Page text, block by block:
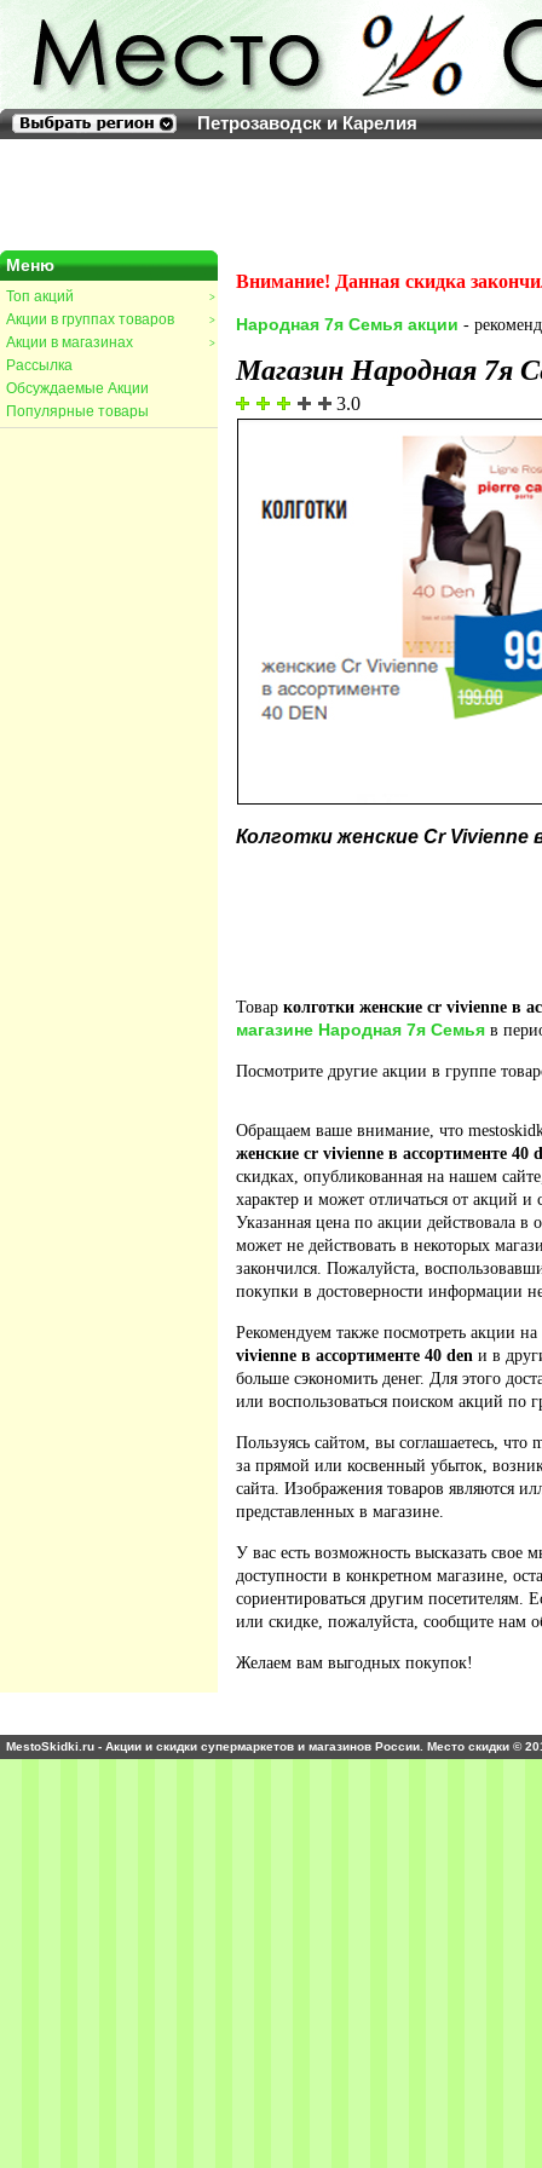
Петрозаводск и Карелия
Меню
>
Топ акций
>
Акции в группах товаров
>
Акции в магазинах
Рассылка
Обсуждаемые Акции
Популярные товары
Внимание! Данная скидка
Народная 7я Семья акции -
Магазин Народная 7я
3.0
Колготки женские Cr Vivienne
Товар колготки женские cr vivienne в
магазине Народная 7я Семья в
Посмотрите другие акции в группе
Обращаем ваше внимание, что
женские cr vivienne в ассортименте 40
скидках, опубликованная на нашем
характер и может отличаться от акций и
Указанная цена по акции действовала в
может не действовать в некоторых
закончился. Пожалуйста,
покупки в достоверности информации
Рекомендуем также посмотреть акции
vivienne в ассортименте 40 den и в
больше сэкономить денег. Для этого
или воспользоваться поиском акций по
Пользуясь сайтом, вы соглашаетесь, что
за прямой или косвенный убыток,
сайта. Изображения товаров являются
представленных в магазине.
У вас есть возможность высказать свое
доступности в конкретном магазине,
сориентироваться другим
или скидке, пожалуйста, сообщите нам
Желаем вам выгодных покупок!
MestoSkidki.ru - Акции и скидки супермаркетов и магазинов России. Место скидки ©